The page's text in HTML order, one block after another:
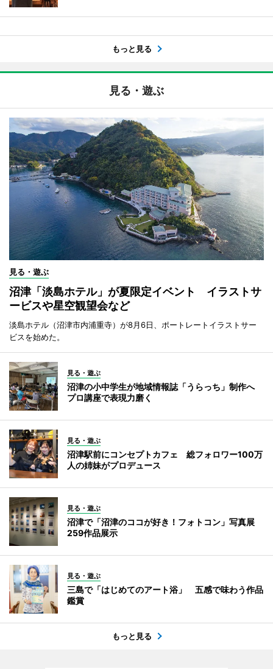
もっと見る
見る・遊ぶ
見る・遊ぶ
沼津「淡島ホテル」が夏限定イベント イラストサ
ービスや星空観望会など
淡島ホテル（沼津市内浦重寺）が8月6日、ポートレートイラストサー
ビスを始めた。
見る・遊ぶ
沼津の小中学生が地域情報誌「うらっち」制作へ
プロ講座で表現力磨く
見る・遊ぶ
沼津駅前にコンセプトカフェ 総フォロワー100万
人の姉妹がプロデュース
見る・遊ぶ
沼津で「沼津のココが好き！フォトコン」写真展
259作品展示
見る・遊ぶ
三島で「はじめてのアート浴」 五感で味わう作品
鑑賞
もっと見る